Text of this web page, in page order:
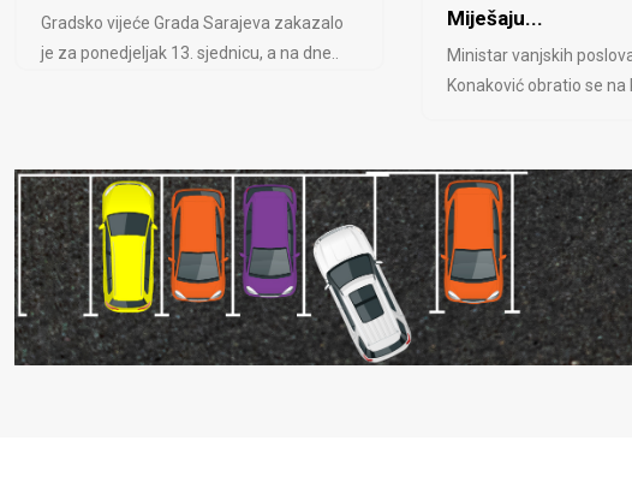
Gradsko vijeće Grada Sarajeva zakazalo
je za ponedjeljak 13. sjednicu, a na dne..
Miješaju...
Ministar vanjskih
Konaković obratio se na